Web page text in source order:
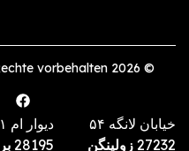
© 2026 Steveker & Odebrecht. Alle Rechte vorbehalten.
خیابان لانگه ۵۴
27232 زولینگن
دیوار ام ۱۷۱
28195